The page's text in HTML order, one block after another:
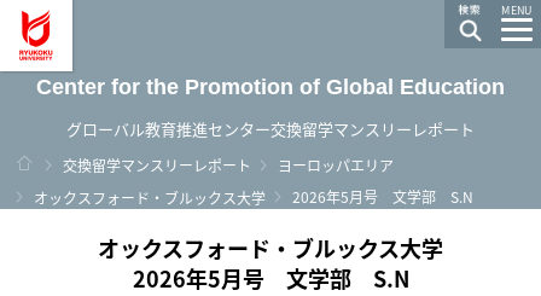
MENU
Center for the Promotion of Global Education
グローバル教育推進センター交換留学マンスリーレポート
ホーム
交換留学マンスリーレポート
ヨーロッパエリア
オックスフォード・ブルックス大学
2026年5月号 文学部 S.N
オックスフォード・ブルックス大学
2026年5月号 文学部 S.N